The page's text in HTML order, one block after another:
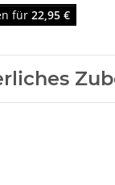
für 22,95 €